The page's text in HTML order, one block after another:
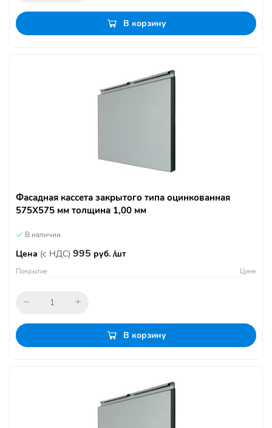
В корзину
Фасадная кассета закрытого типа оцинкованная
575Х575 мм толщина 1,00 мм
В наличии
Цена (с НДС) 995 руб. /шт
Покрытие Цинк
В корзину